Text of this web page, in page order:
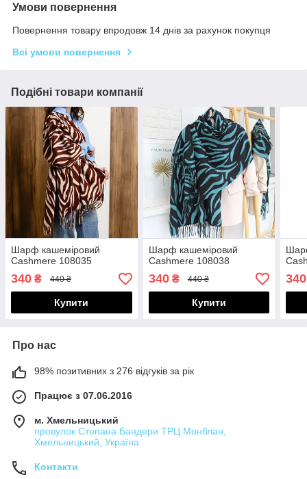
Умови повернення
Повернення товару впродовж 14 днів за рахунок покупця
Всі умови повернення
Подібні товари компанії
Шарф кашеміровий
Cashmere 108035
340 ₴ 440 ₴
Купити
Шарф кашеміровий
Cashmere 108038
340₴ 440 ₴
Купити
340
Про нас
98% позитивних з 276 відгуків за рік
Працює з 07.06.2016
м. Хмельницький
провулок Степана Бандери ТРЦ Монблан,
Хмельницький, Україна
Контакти